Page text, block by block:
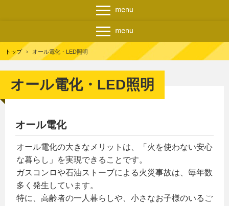
トップ › オール電化・LED照明
オール電化・LED照明
オール電化
オール電化の大きなメリットは、「火を使わない安心
な暮らし」を実現できることです。
ガスコンロや石油ストーブによる火災事故は、毎年数
多く発生しています。
特に、高齢者の一人暮らしや、小さなお子様のいるご